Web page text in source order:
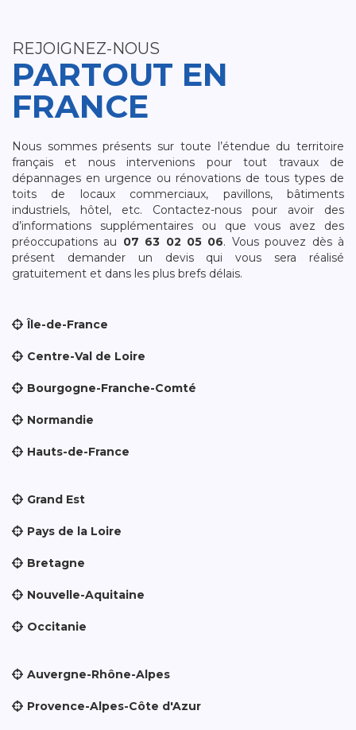
REJOIGNEZ-NOUS
PARTOUT EN
FRANCE
Nous sommes présents sur toute l’étendue du territoire
français et nous intervenions pour tout travaux de
dépannages en urgence ou rénovations de tous types de
toits de locaux commerciaux, pavillons, bâtiments
industriels, hôtel, etc. Contactez-nous pour avoir des
d’informations supplémentaires ou que vous avez des
préoccupations au 07 63 02 05 06. Vous pouvez dès à
présent demander un devis qui vous sera réalisé
gratuitement et dans les plus brefs délais.
Île-de-France
Centre-Val de Loire
Bourgogne-Franche-Comté
Normandie
Hauts-de-France
Grand Est
Pays de la Loire
Bretagne
Nouvelle-Aquitaine
Occitanie
Auvergne-Rhône-Alpes
Provence-Alpes-Côte d'Azur